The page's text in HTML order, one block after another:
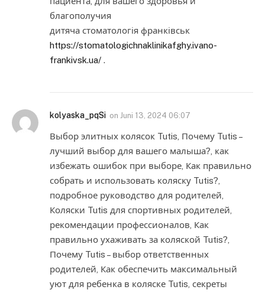
благополучия
дитяча стоматологія франківськ
https://stomatologichnaklinikafghy.ivano-
frankivsk.ua/ .
kolyaska_pqSi on Juni 13, 2024 06:07
Выбор элитных колясок Tutis, Почему Tutis –
лучший выбор для вашего малыша?, как
избежать ошибок при выборе, Как правильно
собрать и использовать коляску Tutis?,
подробное руководство для родителей,
Коляски Tutis для спортивных родителей,
рекомендации профессионалов, Как
правильно ухаживать за коляской Tutis?,
Почему Tutis – выбор ответственных
родителей, Как обеспечить максимальный
уют для ребенка в коляске Tutis, секреты